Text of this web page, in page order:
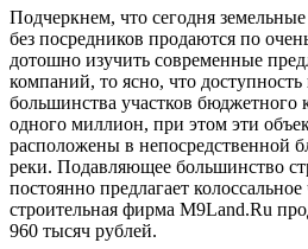
Подчеркнем, что сегодня
без посредников продаются по
дотошно изучить современные
компаний, то ясно, что
большинства участков бюджетного
одного миллион, при этом эти
расположены в непосредственной
реки. Подавляющее большинство
постоянно предлагает
строительная фирма M9Land.Ru
960 тысяч рублей.